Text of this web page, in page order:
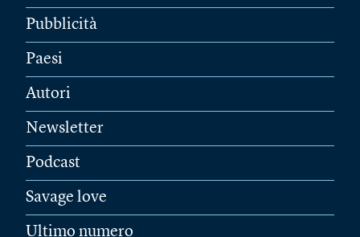
Pubblicità
Paesi
Autori
Newsletter
Podcast
Savage love
Ultimo numero